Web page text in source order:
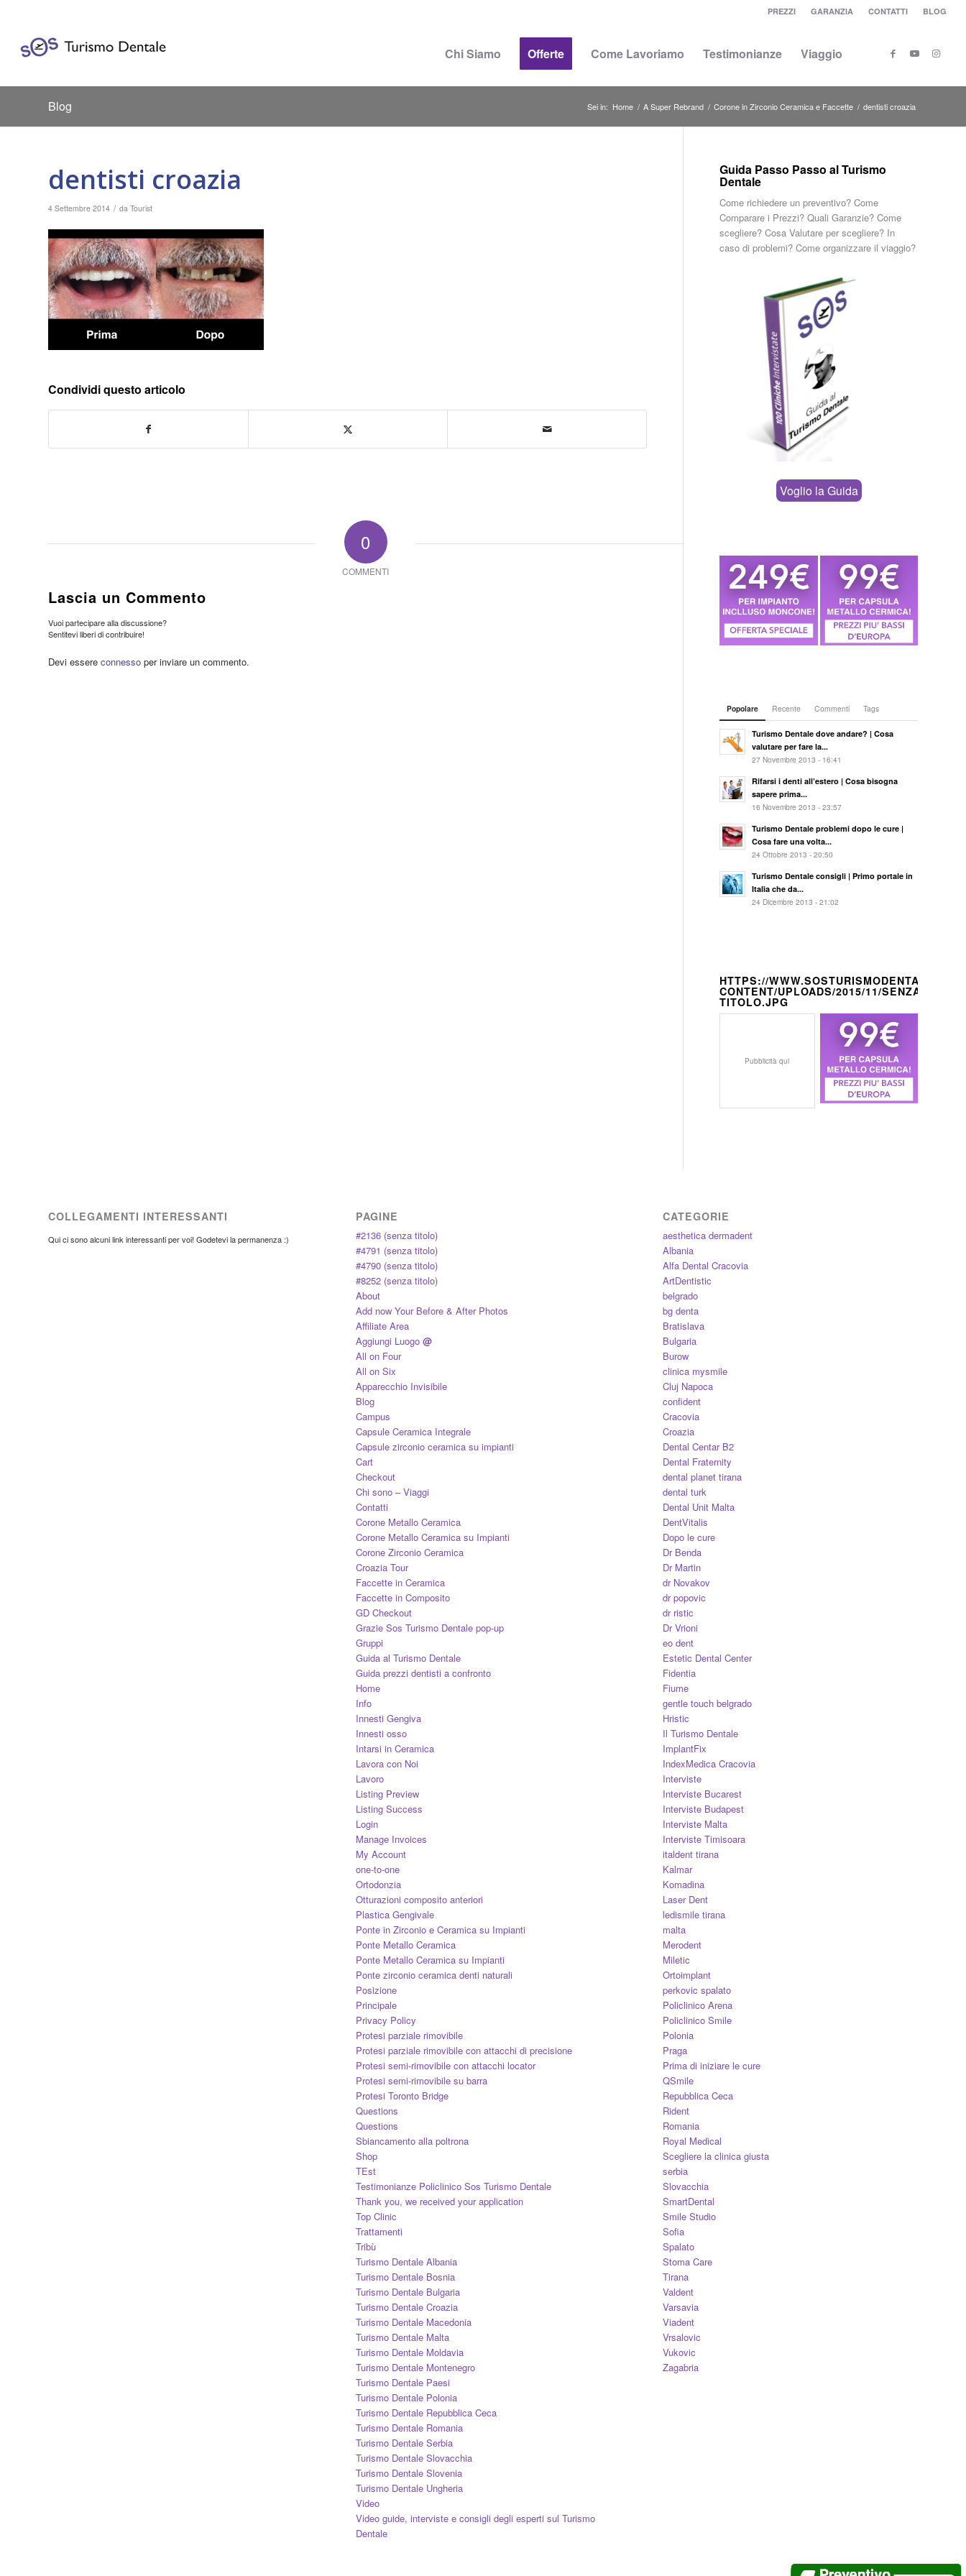
PREZZI GARANZIA CONTATTI BLOG
Chi Siamo Offerte Come Lavoriamo Testimonianze Viaggio
Blog Sei in: Home / A Super Rebrand / Corone in Zirconio Ceramica e Faccette / dentisti croazia
dentisti croazia
4 Settembre 2014 / da Tourist
Condividi questo articolo
0
COMMENTI
Lascia un Commento
Vuoi partecipare alla discussione?
Sentitevi liberi di contribuire!
Devi essere connesso per inviare un commento.
Guida Passo Passo al Turismo
Dentale
Come richiedere un preventivo? Come
Comparare i Prezzi? Quali Garanzie? Come
scegliere? Cosa Valutare per scegliere? In
caso di problemi? Come organizzare il viaggio?
Voglio la Guida
Popolare Recente Commenti Tags
Turismo Dentale dove andare? | Cosa
valutare per fare la...
27 Novembre 2013 - 16:41
Rifarsi i denti all’estero | Cosa bisogna
sapere prima...
16 Novembre 2013 - 23:57
Turismo Dentale problemi dopo le cure |
Cosa fare una volta...
24 Ottobre 2013 - 20:50
Turismo Dentale consigli | Primo portale in
Italia che da...
24 Dicembre 2013 - 21:02
HTTPS://WWW.SOSTURISMODENTALE.IT/
CONTENT/UPLOADS/2015/11/SENZA-
TITOLO.JPG
Pubblicità qui
COLLEGAMENTI INTERESSANTI
Qui ci sono alcuni link interessanti per voi! Godetevi la permanenza :)
PAGINE
#2136 (senza titolo)
#4791 (senza titolo)
#4790 (senza titolo)
#8252 (senza titolo)
About
Add now Your Before & After Photos
Affiliate Area
Aggiungi Luogo @
All on Four
All on Six
Apparecchio Invisibile
Blog
Campus
Capsule Ceramica Integrale
Capsule zirconio ceramica su impianti
Cart
Checkout
Chi sono – Viaggi
Contatti
Corone Metallo Ceramica
Corone Metallo Ceramica su Impianti
Corone Zirconio Ceramica
Croazia Tour
Faccette in Ceramica
Faccette in Composito
GD Checkout
Grazie Sos Turismo Dentale pop-up
Gruppi
Guida al Turismo Dentale
Guida prezzi dentisti a confronto
Home
Info
Innesti Gengiva
Innesti osso
Intarsi in Ceramica
Lavora con Noi
Lavoro
Listing Preview
Listing Success
Login
Manage Invoices
My Account
one-to-one
Ortodonzia
Otturazioni composito anteriori
Plastica Gengivale
Ponte in Zirconio e Ceramica su Impianti
Ponte Metallo Ceramica
Ponte Metallo Ceramica su Impianti
Ponte zirconio ceramica denti naturali
Posizione
Principale
Privacy Policy
Protesi parziale rimovibile
Protesi parziale rimovibile con attacchi di precisione
Protesi semi-rimovibile con attacchi locator
Protesi semi-rimovibile su barra
Protesi Toronto Bridge
Questions
Questions
Sbiancamento alla poltrona
Shop
TEst
Testimonianze Policlinico Sos Turismo Dentale
Thank you, we received your application
Top Clinic
Trattamenti
Tribù
Turismo Dentale Albania
Turismo Dentale Bosnia
Turismo Dentale Bulgaria
Turismo Dentale Croazia
Turismo Dentale Macedonia
Turismo Dentale Malta
Turismo Dentale Moldavia
Turismo Dentale Montenegro
Turismo Dentale Paesi
Turismo Dentale Polonia
Turismo Dentale Repubblica Ceca
Turismo Dentale Romania
Turismo Dentale Serbia
Turismo Dentale Slovacchia
Turismo Dentale Slovenia
Turismo Dentale Ungheria
Video
Video guide, interviste e consigli degli esperti sul Turismo
Dentale
CATEGORIE
aesthetica dermadent
Albania
Alfa Dental Cracovia
ArtDentistic
belgrado
bg denta
Bratislava
Bulgaria
Burow
clinica mysmile
Cluj Napoca
confident
Cracovia
Croazia
Dental Centar B2
Dental Fraternity
dental planet tirana
dental turk
Dental Unit Malta
DentVitalis
Dopo le cure
Dr Benda
Dr Martin
dr Novakov
dr popovic
dr ristic
Dr Vrioni
eo dent
Estetic Dental Center
Fidentia
Fiume
gentle touch belgrado
Hristic
Il Turismo Dentale
ImplantFix
IndexMedica Cracovia
Interviste
Interviste Bucarest
Interviste Budapest
Interviste Malta
Interviste Timisoara
italdent tirana
Kalmar
Komadina
Laser Dent
ledismile tirana
malta
Merodent
Miletic
Ortoimplant
perkovic spalato
Policlinico Arena
Policlinico Smile
Polonia
Praga
Prima di iniziare le cure
QSmile
Repubblica Ceca
Rident
Romania
Royal Medical
Scegliere la clinica giusta
serbia
Slovacchia
SmartDental
Smile Studio
Sofia
Spalato
Stoma Care
Tirana
Valdent
Varsavia
Viadent
Vrsalovic
Vukovic
Zagabria